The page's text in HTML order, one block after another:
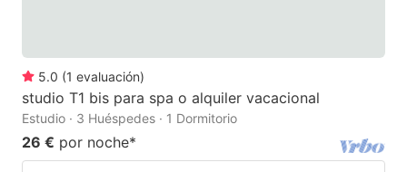
5.0 (1 evaluación)
studio T1 bis para spa o alquiler vacacional
Estudio · 3 Huéspedes · 1 Dormitorio
26 € por noche*